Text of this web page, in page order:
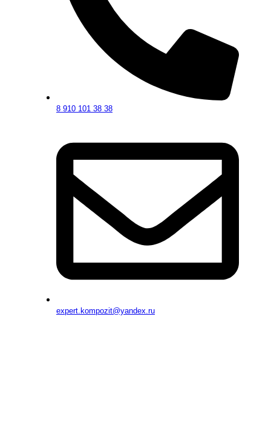
8 910 101 38 38
expert.kompozit@yandex.ru